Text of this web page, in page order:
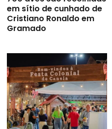
em sítio de cunhado de
Cristiano Ronaldo em
Gramado